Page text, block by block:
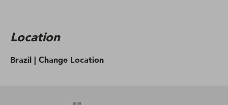
Location
Brazil | Change Location